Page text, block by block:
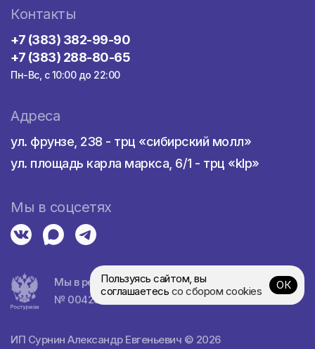
Контакты
+7 (383) 382-99-90
+7 (383) 288-80-65
Пн-Вс, с 10:00 до 22:00
Адреса
ул. фрунзе, 238 - трц «сибирский молл»
ул. площадь карла маркса, 6/1 - трц «klp»
Мы в соцсетях
ИП Сурнин Александр Евгеньевич © 2026
Мы в реестре турагентств
№ 0042839
Пользуясь сайтом, вы
соглашаетесь со сбором cookies ОК